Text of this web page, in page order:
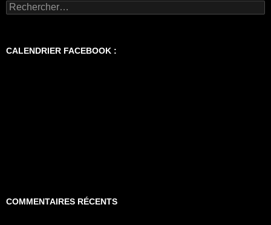
Rechercher :
CALENDRIER FACEBOOK :
COMMENTAIRES RÉCENTS